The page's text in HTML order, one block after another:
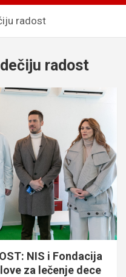
radost
radost
NIS i Fondacija
za lečenje dece